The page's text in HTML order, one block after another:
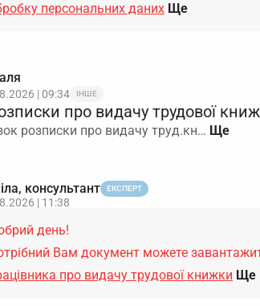
персональних даних Ще
| 09:34 ІНШЕ
про видачу трудової
розписки про видачу труд.кн…
консультант ЕКСПЕРТ
| 11:38
день!
Вам документ можете
про видачу трудової книжки Ще